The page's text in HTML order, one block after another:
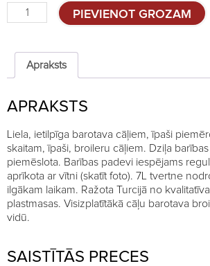
Ietilpīga
barotava
7L
quantity
PIEVIENOT GROZAM
Apraksts
APRAKSTS
Liela, ietilpīga barotava cāļiem, īpaši
skaitam, īpaši, broileru cāļiem. Dziļa
piemēslota. Barības padevi iespējams
aprīkota ar vītni (skatīt foto). 7L tvertne
ilgākam laikam. Ražota Turcijā no
plastmasas. Visizplatītākā cāļu barotava
vidū.
SAISTĪTĀS PRECES